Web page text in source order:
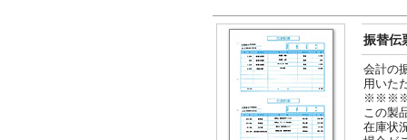
振替伝
会計の
用いた
この製
在庫状